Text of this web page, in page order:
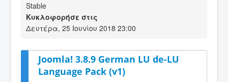
Stable
Κυκλοφορήσε στις
Δευτέρα, 25 Ιουνίου 2018 23:00
Joomla! 3.8.9 German LU de-LU
Language Pack (v1)